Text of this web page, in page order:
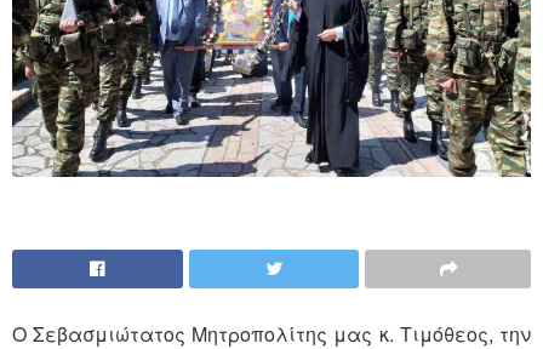
Ο Σεβασμιώτατος Μητροπολίτης μας κ. Τιμόθεος, την